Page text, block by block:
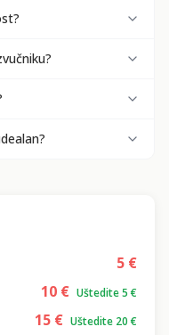
5 €
10 € Uštedite 5 €
15 € Uštedite 20 €